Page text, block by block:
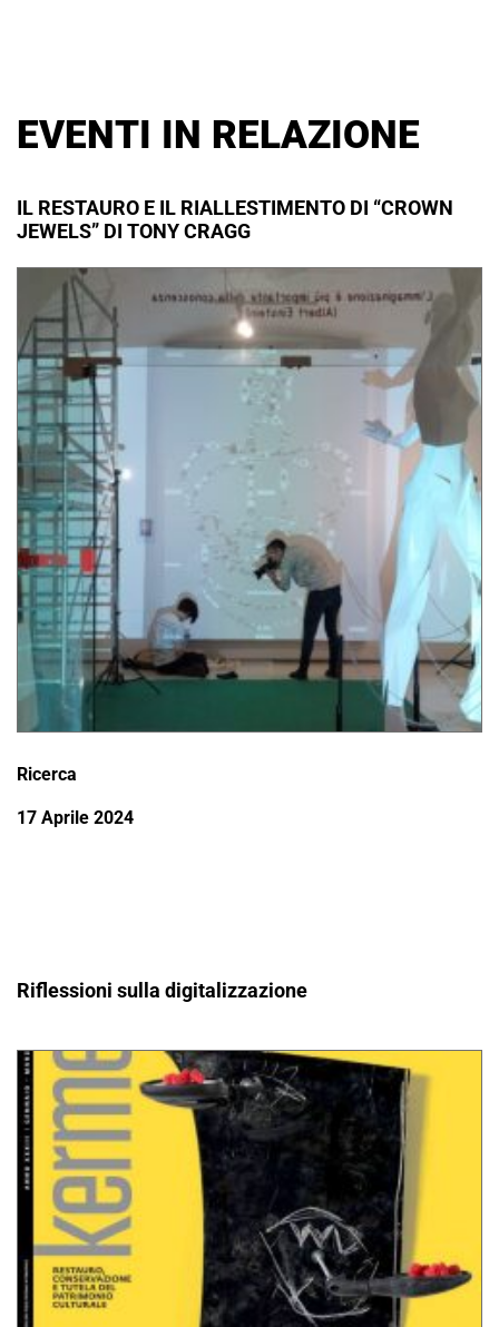
EVENTI IN RELAZIONE
IL RESTAURO E IL RIALLESTIMENTO DI “CROWN
JEWELS” DI TONY CRAGG
Ricerca
17 Aprile 2024
Riflessioni sulla digitalizzazione